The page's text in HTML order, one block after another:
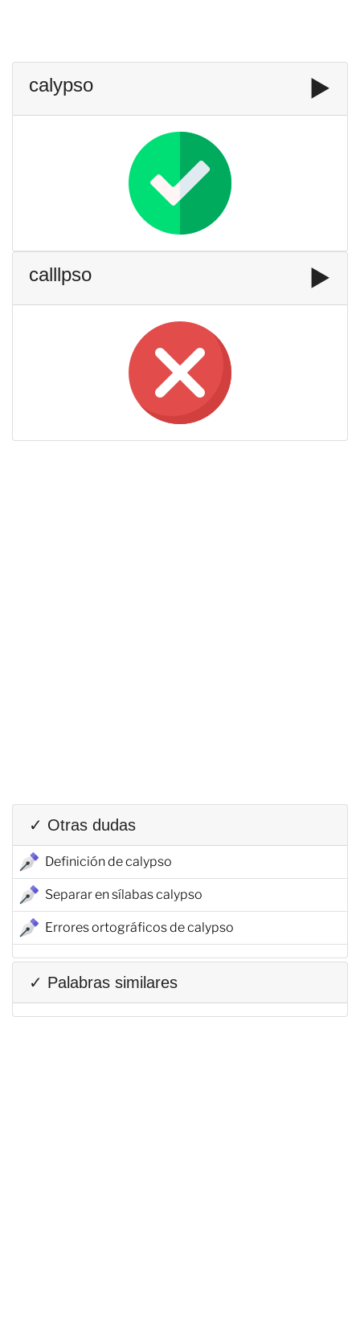
calypso ▶️
calllpso ▶️
✓ Otras dudas
Definición de calypso
Separar en sílabas calypso
Errores ortográficos de calypso
✓ Palabras similares